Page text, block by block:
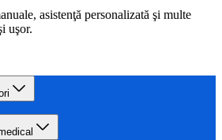
asistenţă personalizată şi multe
uşor.